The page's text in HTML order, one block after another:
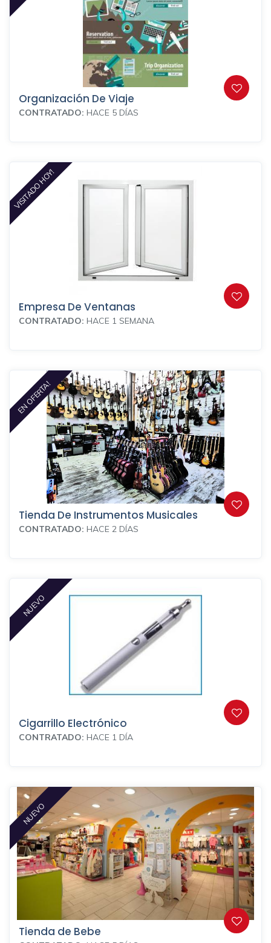
Organización De Viaje
CONTRATADO: HACE 5 DÍAS
VISITADO HOY!
Empresa De Ventanas
CONTRATADO: HACE 1 SEMANA
EN OFERTA!
Tienda De Instrumentos Musicales
CONTRATADO: HACE 2 DÍAS
NUEVO
Cigarrillo Electrónico
CONTRATADO: HACE 1 DÍA
NUEVO
Tienda de Bebe